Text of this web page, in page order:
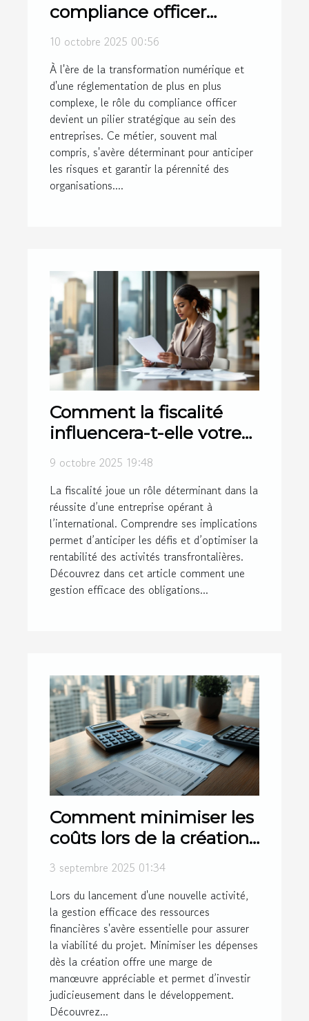
compliance officer
façonne-t-il l'avenir des
10 octobre 2025 00:56
À l'ère de la transformation numérique et
d'une réglementation de plus en plus
complexe, le rôle du compliance officer
devient un pilier stratégique au sein des
entreprises. Ce métier, souvent mal
compris, s'avère déterminant pour anticiper
les risques et garantir la pérennité des
organisations....
Comment la fiscalité
influencera-t-elle votre
entreprise
9 octobre 2025 19:48
La fiscalité joue un rôle déterminant dans la
réussite d’une entreprise opérant à
l’international. Comprendre ses implications
permet d’anticiper les défis et d’optimiser la
rentabilité des activités transfrontalières.
Découvrez dans cet article comment une
gestion efficace des obligations...
Comment minimiser les
coûts lors de la création
d'entreprise ?
3 septembre 2025 01:34
Lors du lancement d'une nouvelle activité,
la gestion efficace des ressources
financières s'avère essentielle pour assurer
la viabilité du projet. Minimiser les dépenses
dès la création offre une marge de
manœuvre appréciable et permet d’investir
judicieusement dans le développement.
Découvrez...